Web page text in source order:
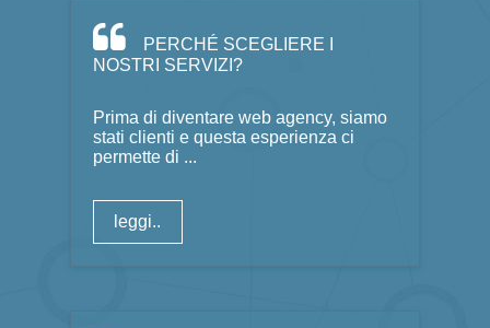
PERCHÉ SCEGLIERE I
NOSTRI SERVIZI?
Prima di diventare web agency, siamo
stati clienti e questa esperienza ci
permette di ...
leggi..